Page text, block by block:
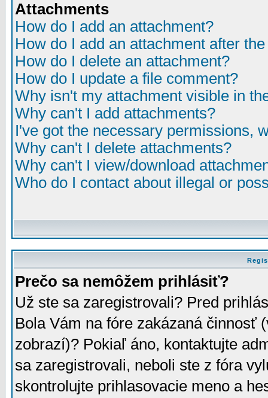
Attachments
How do I add an attachment?
How do I add an attachment after
How do I delete an attachment?
How do I update a file comment?
Why isn't my attachment visible in
Why can't I add attachments?
I've got the necessary permissions,
Why can't I delete attachments?
Why can't I view/download
Who do I contact about illegal or
Prečo sa nemôžem prihlásiť?
Už ste sa zaregistrovali? Pred
Bola Vám na fóre zakázaná činnosť
zobrazí)? Pokiaľ áno, kontaktujte
sa zaregistrovali, neboli ste z fóra
skontrolujte prihlasovacie meno a